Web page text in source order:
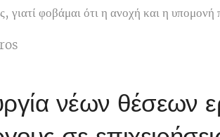
γιατί φοβάμαι ότι η ανοχή και η
νέων θέσεων